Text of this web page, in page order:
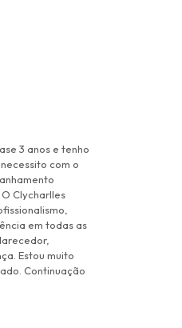
3 anos e tenho
com o
Clycharlles
em todas as
Estou muito
Continuação